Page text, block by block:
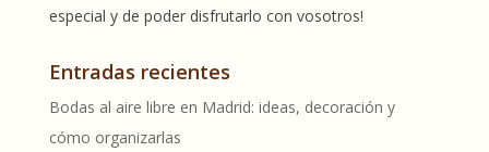
especial y de poder disfrutarlo con vosotros!
Entradas recientes
Bodas al aire libre en Madrid: ideas, decoración y
cómo organizarlas